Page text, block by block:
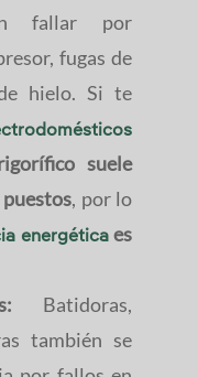
fallar por
fugas de
hielo. Si te
suele
, por lo
energéticaes
Batidoras,
también se